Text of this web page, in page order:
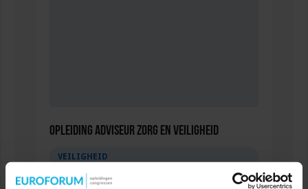
Opleiding Adviseur zorg en veiligheid
VEILIGHEID